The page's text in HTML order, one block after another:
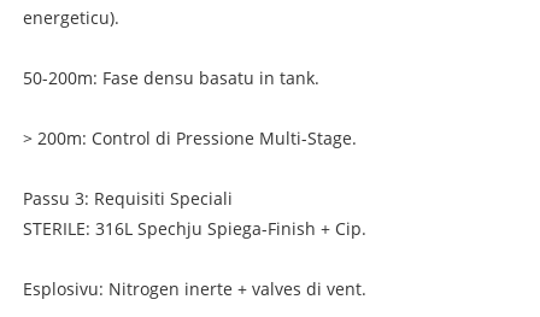
energeticu).
50-200m: Fase densu basatu in tank.
> 200m: Control di Pressione Multi-Stage.
Passu 3: Requisiti Speciali
STERILE: 316L Spechju Spiega-Finish + Cip.
Esplosivu: Nitrogen inerte + valves di vent.